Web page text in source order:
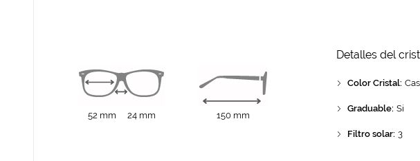
52 mm 24 mm 150 mm
Detalles del
Color Cristal:
Graduable: Si
Filtro solar: 3